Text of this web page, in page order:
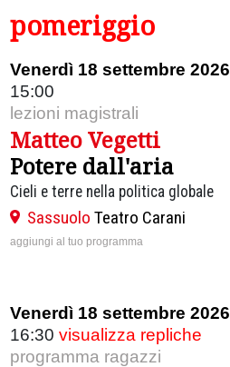
pomeriggio
Venerdì 18 settembre 2026
15:00
lezioni magistrali
Matteo Vegetti
Potere dall'aria
Cieli e terre nella politica globale
Sassuolo Teatro Carani
aggiungi al tuo programma
Venerdì 18 settembre 2026
16:30 visualizza repliche
programma ragazzi